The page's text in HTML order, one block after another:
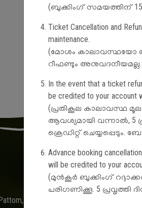
(ബുക്കിംഗ് സമയത്തിന് 15
Ticket Cancellation and
maintenance.
(മോശം കാലാവസ്ഥയോ
റീഫണ്ടും
In the event that a ticket
be credited to your account
(പ്രതികൂല കാലാവസ്ഥ
ആവശ്യമായി വന്നാൽ, 5
ക്രെഡിറ്റ് ചെയ്യപ്പെടും.
Advance booking
will be credited to your
(മുൻകൂർ ബുക്കിംഗ്
പരിഗണിക്കൂ. 5 പ്രവൃത്തി
Quick Links
Governing Body